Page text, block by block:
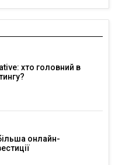
хто головний в
онлайн-